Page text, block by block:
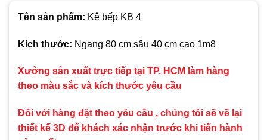
Tên sản phẩm: Kệ bếp KB 4
Kích thước: Ngang 80 cm sâu 40 cm cao 1m8
Xưởng sản xuất trực tiếp tại TP. HCM làm hàng
theo màu sắc và kích thước yêu cầu
Đối với hàng đặt theo yêu cầu , chúng tôi sẽ vẽ lại
thiết kế 3D để khách xác nhận trước khi tiến hành